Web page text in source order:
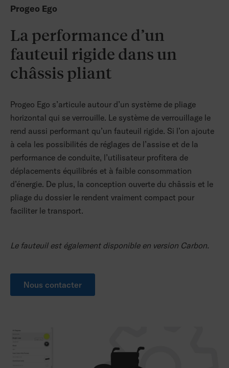
Progeo Ego
La performance d’un
fauteuil rigide dans un
châssis pliant
Progeo Ego s’articule autour d’un système de pliage
horizontal qui se verrouille. Le système de verrouillage le
rend aussi performant qu’un fauteuil rigide. Si l’on ajoute
à cela les possibilités de réglages de l’assise et de la
performance de conduite, l’utilisateur profitera de
déplacements équilibrés et à faible consommation
d’énergie. De plus, la conception ouverte du châssis et le
pliage du dossier le rendent vraiment compact pour
faciliter le transport.
Le fauteuil est également disponible en version Carbon.
Nous contacter